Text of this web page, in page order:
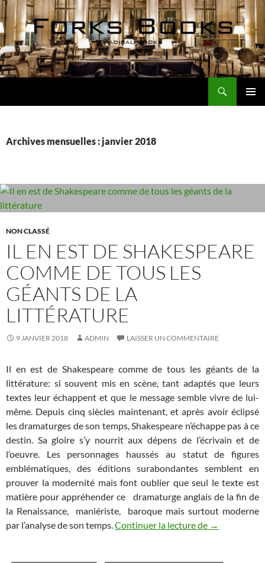
Aller
au
contenu
Archives mensuelles : janvier 2018
NON CLASSÉ
IL EN EST DE SHAKESPEARE
COMME DE TOUS LES
GÉANTS DE LA
LITTÉRATURE
9 JANVIER 2018 ADMIN LAISSER UN COMMENTAIRE
Il en est de Shakespeare comme de tous les géants de la
littérature: si souvent mis en scène, tant adaptés que leurs
textes leur échappent et que le message semble vivre de lui-
même. Depuis cinq siècles maintenant, et après avoir éclipsé
les dramaturges de son temps, Shakespeare n’échappe pas à ce
destin. Sa gloire s’y nourrit aux dépens de l’écrivain et de
l’oeuvre. Les personnages haussés au statut de figures
emblématiques, des éditions surabondantes semblent en
prouver la modernité mais font oublier que seul le texte est
matière pour appréhender ce dramaturge anglais de la fin de
la Renaissance, maniériste, baroque mais surtout moderne
par l’analyse de son temps.Continuer la lecture de Il en est de
→